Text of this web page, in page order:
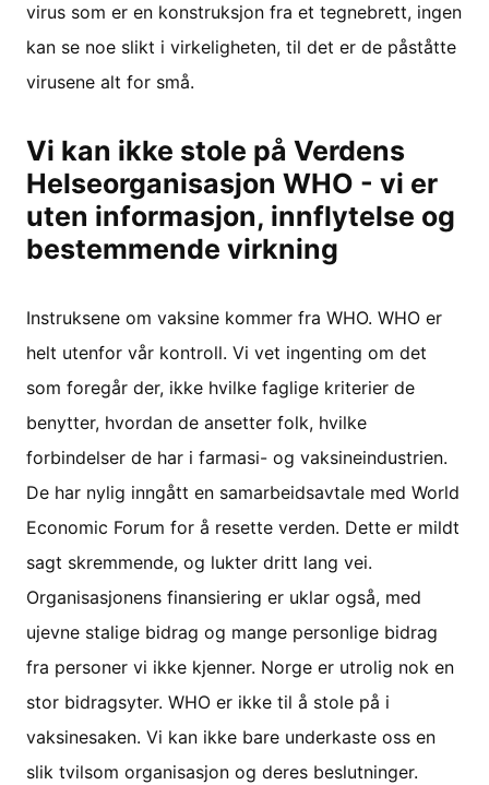
virus som er en konstruksjon fra et tegnebrett, ingen
kan se noe slikt i virkeligheten, til det er de påståtte
virusene alt for små.
Vi kan ikke stole på Verdens
Helseorganisasjon WHO - vi er
uten informasjon, innflytelse og
bestemmende virkning
Instruksene om vaksine kommer fra WHO. WHO er
helt utenfor vår kontroll. Vi vet ingenting om det
som foregår der, ikke hvilke faglige kriterier de
benytter, hvordan de ansetter folk, hvilke
forbindelser de har i farmasi- og vaksineindustrien.
De har nylig inngått en samarbeidsavtale med World
Economic Forum for å resette verden. Dette er mildt
sagt skremmende, og lukter dritt lang vei.
Organisasjonens finansiering er uklar også, med
ujevne stalige bidrag og mange personlige bidrag
fra personer vi ikke kjenner. Norge er utrolig nok en
stor bidragsyter. WHO er ikke til å stole på i
vaksinesaken. Vi kan ikke bare underkaste oss en
slik tvilsom organisasjon og deres beslutninger.